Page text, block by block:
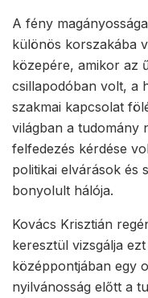
A fény
különös korszakába
közepére, amikor az
csillapodóban volt, a
szakmai kapcsolat
világban a tudomány
felfedezés kérdése
politikai elvárások és
bonyolult hálója.
Kovács Krisztián
keresztül vizsgálja
középpontjában egy
nyilvánosság előtt a